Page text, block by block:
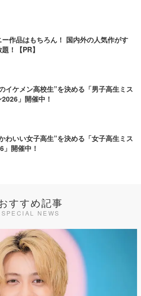
作品はもちろん！ 国内外の人気作がす
！【PR】
イケメン高校生”を決める「男子高生ミス
」開催中！
わいい女子高生”を決める「女子高生ミス
」開催中！
すすめ記事
SPECIAL NEWS